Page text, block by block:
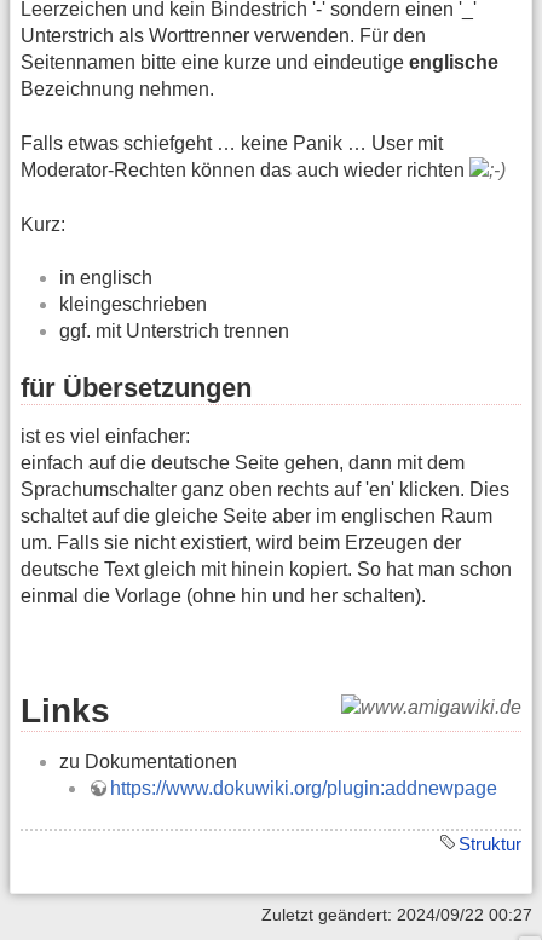
Leerzeichen und kein Bindestrich '-' sondern einen '_'
Unterstrich als Worttrenner verwenden. Für den
Seitennamen bitte eine kurze und eindeutige englische
Bezeichnung nehmen.
Falls etwas schiefgeht … keine Panik … User mit
Moderator-Rechten können das auch wieder richten
Kurz:
in englisch
kleingeschrieben
ggf. mit Unterstrich trennen
für Übersetzungen
ist es viel einfacher:
einfach auf die deutsche Seite gehen, dann mit dem
Sprachumschalter ganz oben rechts auf 'en' klicken. Dies
schaltet auf die gleiche Seite aber im englischen Raum
um. Falls sie nicht existiert, wird beim Erzeugen der
deutsche Text gleich mit hinein kopiert. So hat man schon
einmal die Vorlage (ohne hin und her schalten).
Links
zu Dokumentationen
https://www.dokuwiki.org/plugin:addnewpage
Struktur
Zuletzt geändert: 2024/09/22 00:27